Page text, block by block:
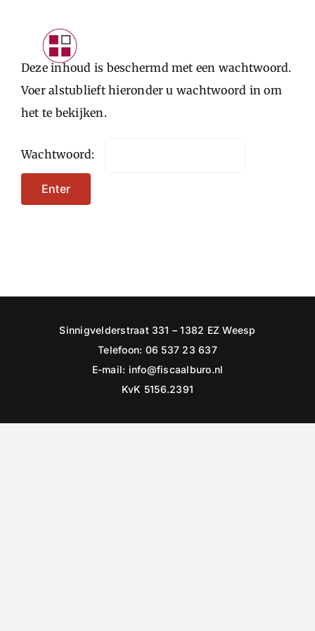
INTRODUCTIE
PARTICULIEREN
ONDERNEMERS
CONTACTFORMULIER
Deze inhoud is beschermd met een wachtwoord.
Voer alstublieft hieronder u wachtwoord in om
het te bekijken.
Wachtwoord:
Sinnigvelderstraat 331 – 1382 EZ Weesp
Telefoon: 06 537 23 637
E-mail: info@fiscaalburo.nl
KvK 5156.2391